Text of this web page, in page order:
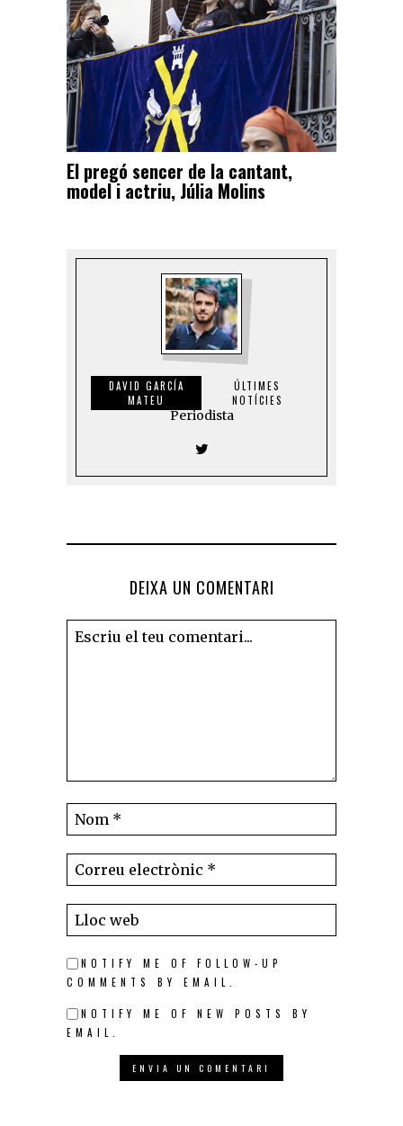
El pregó sencer de la cantant,
model i actriu, Júlia Molins
DAVID GARCÍA
MATEU
ÚLTIMES
NOTÍCIES
Periodista
DEIXA UN COMENTARI
NOTIFY ME OF FOLLOW-UP
COMMENTS BY EMAIL.
NOTIFY ME OF NEW POSTS BY
EMAIL.